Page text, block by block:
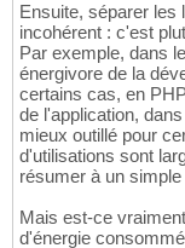
Ensuite, séparer les
incohérent : c'est
Par exemple, dans
énergivore de la
certains cas, en
de l'application,
mieux outillé pour
d'utilisations sont
résumer à un
Mais est-ce
d'énergie